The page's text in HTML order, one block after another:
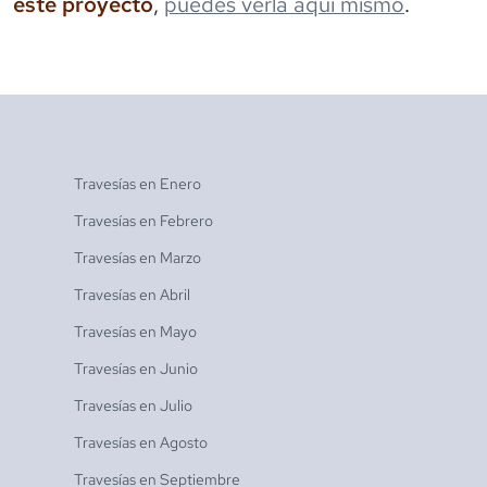
Travesías en Enero
Travesías en Febrero
Travesías en Marzo
Travesías en Abril
Travesías en Mayo
Travesías en Junio
Travesías en Julio
Travesías en Agosto
Travesías en Septiembre